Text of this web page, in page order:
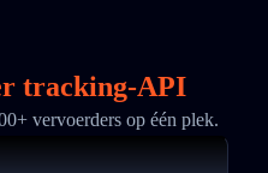
tracking-API
vervoerders op één plek.